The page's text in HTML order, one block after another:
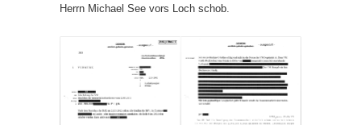
Herrn Michael See vors Loch schob.